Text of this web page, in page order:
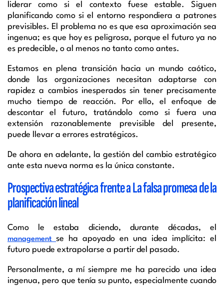
liderar como si el contexto fuese estable. Siguen
planificando como si el entorno respondiera a patrones
previsibles. El problema no es que esa aproximación sea
ingenua; es que hoy es peligrosa, porque el futuro ya no
es predecible, o al menos no tanto como antes.
Estamos en plena transición hacia un mundo caótico,
donde las organizaciones necesitan adaptarse con
rapidez a cambios inesperados sin tener precisamente
mucho tiempo de reacción. Por ello, el enfoque de
descontar el futuro, tratándolo como si fuera una
extensión razonablemente previsible del presente,
puede llevar a errores estratégicos.
De ahora en adelante, la gestión del cambio estratégico
ante esta nueva norma es la única constante.
Prospectiva estratégica frente a La falsa promesa de la
planificación lineal
Como le estaba diciendo, durante décadas, el
management se ha apoyado en una idea implícita: el
futuro puede extrapolarse a partir del pasado.
Personalmente, a mí siempre me ha parecido una idea
ingenua, pero que tenía su punto, especialmente cuando